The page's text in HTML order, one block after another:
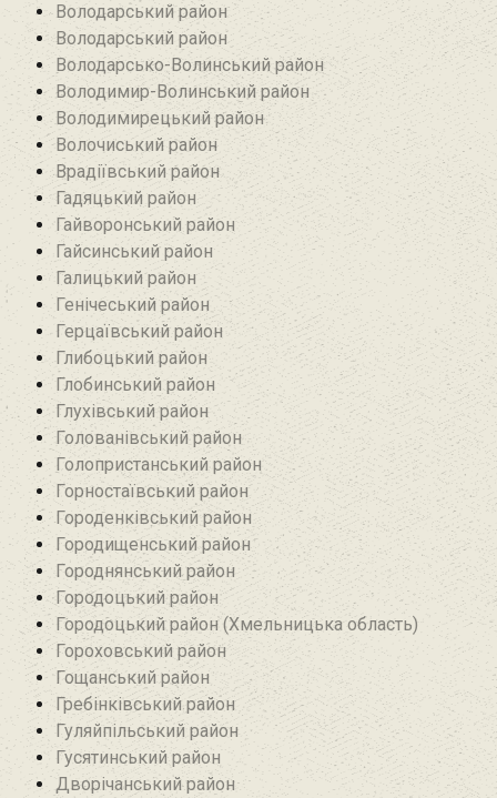
Володарський район
Володарський район
Володарсько-Волинський район
Володимир-Волинський район
Володимирецький район‎
Волочиський район
Врадіївський район‎
Гадяцький район
Гайворонський район
Гайсинський район
Галицький район
Генічеський район
Герцаївський район
Глибоцький район
Глобинський район
Глухівський район‎
Голованівський район
Голопристанський район
Горностаївський район‎
Городенківський район
Городищенський район‎
Городнянський район
Городоцький район
Городоцький район (Хмельницька область)
Гороховський район
Гощанський район
Гребінківський район
Гуляйпільський район‎
Гусятинський район‎
Дворічанський район